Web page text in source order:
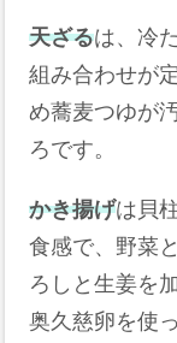
天ざるは、冷
組み合わせが
め蕎麦つゆが
ろです。
かき揚げは貝
食感で、野菜
ろしと生姜を
奥久慈卵を使